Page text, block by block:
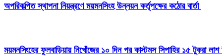
অপরিকল্পিত স্থাপনা নিয়ন্ত্রণে ময়মনসিংহ উন্নয়ন কর্তৃপক্ষের কঠোর বার্তা
ময়মনসিংহের ফুলবাড়িয়ায় নিখোঁজের ১০ দিন পর কাস্টমস সিপাহির ১৫ টুকরা লাশ